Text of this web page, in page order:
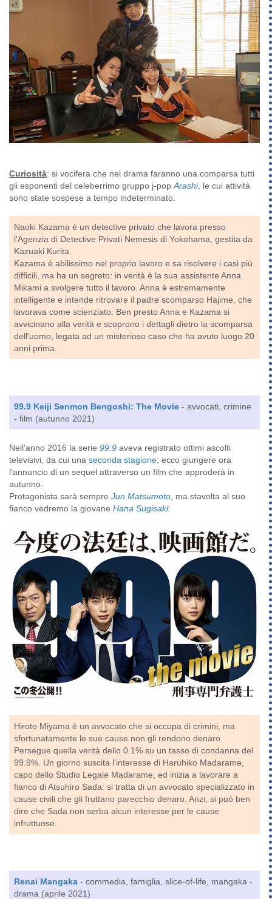
Curiosità: si vocifera che nel drama faranno una comparsa tutti
gli esponenti del celeberrimo gruppo j-pop Arashi, le cui attività
sono state sospese a tempo indeterminato.
Naoki Kazama è un detective privato che lavora presso
l'Agenzia di Detective Privati Nemesis di Yokohama, gestita da
Kazuaki Kurita.
Kazama è abilissimo nel proprio lavoro e sa risolvere i casi più
difficili, ma ha un segreto: in verità è la sua assistente Anna
Mikami a svolgere tutto il lavoro. Anna è estremamente
intelligente e intende ritrovare il padre scomparso Hajime, che
lavorava come scienziato. Ben presto Anna e Kazama si
avvicinano alla verità e scoprono i dettagli dietro la scomparsa
dell'uomo, legata ad un misterioso caso che ha avuto luogo 20
anni prima.
99.9 Keiji Senmon Bengoshi: The Movie - avvocati, crimine
- film (autunno 2021)
Nell'anno 2016 la serie 99.9 aveva registrato ottimi ascolti
televisivi, da cui una seconda stagione; ecco giungere ora
l'annuncio di un sequel attraverso un film che approderà in
autunno.
Protagonista sarà sempre Jun Matsumoto , ma stavolta al suo
fianco vedremo la giovane Hana Sugisaki:
Hiroto Miyama è un avvocato che si occupa di crimini, ma
sfortunatamente le sue cause non gli rendono denaro.
Persegue quella verità dello 0.1% su un tasso di condanna del
99.9%. Un giorno suscita l'interesse di Haruhiko Madarame,
capo dello Studio Legale Madarame, ed inizia a lavorare a
fianco di Atsuhiro Sada: si tratta di un avvocato specializzato in
cause civili che gli fruttano parecchio denaro. Anzi, si può ben
dire che Sada non serba alcun interesse per le cause
infruttuose.
Renai Mangaka - commedia, famiglia, slice-of-life, mangaka -
drama (aprile 2021)